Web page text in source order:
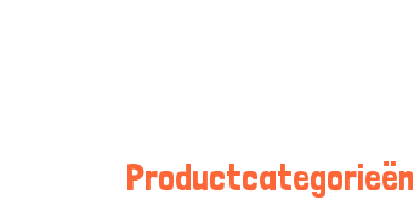
Productcategorieën